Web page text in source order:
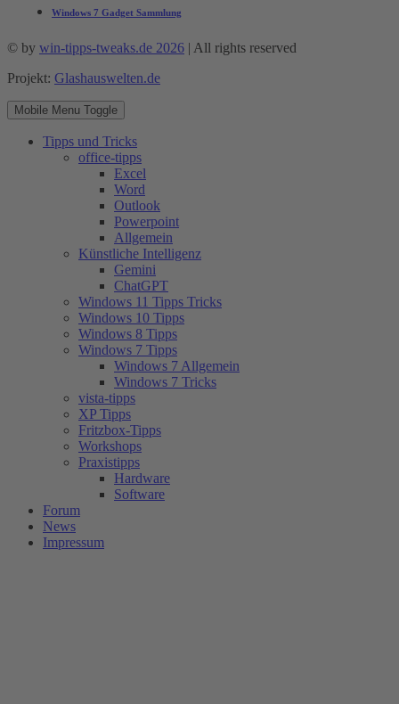
Windows 7 Gadget Sammlung
© by win-tipps-tweaks.de 2026 | All rights reserved
Projekt: Glashauswelten.de
Mobile Menu Toggle
Tipps und Tricks
office-tipps
Excel
Word
Outlook
Powerpoint
Allgemein
Künstliche Intelligenz
Gemini
ChatGPT
Windows 11 Tipps Tricks
Windows 10 Tipps
Windows 8 Tipps
Windows 7 Tipps
Windows 7 Allgemein
Windows 7 Tricks
vista-tipps
XP Tipps
Fritzbox-Tipps
Workshops
Praxistipps
Hardware
Software
Forum
News
Impressum